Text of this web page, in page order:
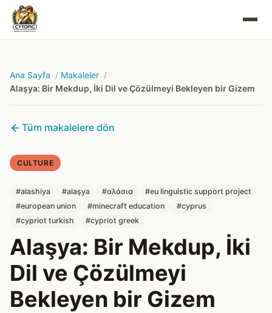
Ana Sayfa
Makaleler
Alaşya: Bir Mekdup, İki Dil ve Çözülmeyi Bekleyen bir Gizem
Tüm makalelere dön
CULTURE
#alashiya #alaşya #αλάσια
#eu linguistic support project
#european union
#minecraft education
#cyprus
#cypriot turkish
#cypriot greek
Alaşya: Bir Mekdup, İki
Dil ve Çözülmeyi
Bekleyen bir Gizem